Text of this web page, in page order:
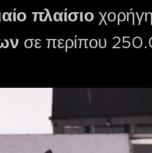
πλαίσιο
σε περίπου